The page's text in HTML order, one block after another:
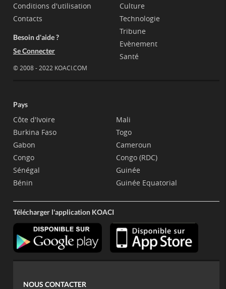
Conditions d'utilisation
Contacts
Besoin d'aide ?
Se Connecter
© 2008 - 2022 KOACI.COM
Culture
Technologie
Tribune
Evènement
Santé
Pays
Côte d'Ivoire
Burkina Faso
Gabon
Congo
Sénégal
Bénin
Mali
Togo
Cameroun
Congo (RDC)
Guinée
Guinée Equatorial
Télécharger l'application KOACI
NOUS CONTACTER